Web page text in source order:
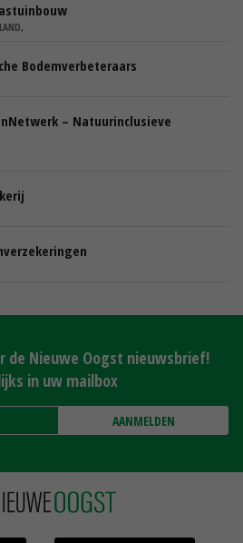
Bodemverbeteraars
– Natuurinclusieve
de Nieuwe Oogst nieuwsbrief!
in uw mailbox
AANMELDEN